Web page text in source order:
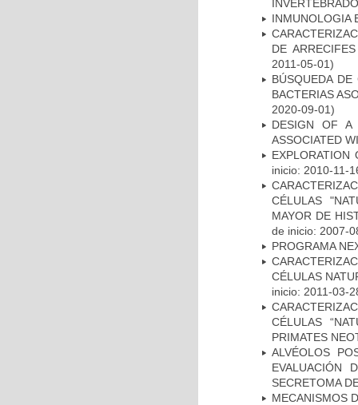
INMUNOLOGIA
DE
2011-05-01)
BÚSQUEDA
BACTERIAS
2020-09-01)
DESIGN OF A
ASSOCIATED
inicio: 2010-11-
CÉLULAS
MAYOR DE
de inicio: 2007-
PROGRAMA
CÉLULAS
inicio: 2011-03-
CÉLULAS
PRIMATES
ALVÉOLOS
EVALUACIÓN
SECRETOMA
MECANISMOS